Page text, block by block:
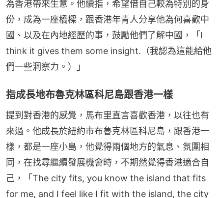
為香港帶來生意。他續指，希望借自己較為特別的身
份，成為一座橋樑，跟香港年青人分享他為何喜歡中
國、以及在內地經歷的事，鼓勵他們了解中國，「I
think it gives them some insight.（我認為這能給他
們一些洞察力。）」
指成長地布魯克林區科尼島跟香港一樣
提到對香港的感覺，馬布里直言喜歡香港，以往也有
來過。他成長於紐約市布魯克林區科尼島，跟香港一
樣，都是一座小島，他覺得兩個地方的氣息、氛圍相
同，在找尋繼續發展機會時，不期然覺得香港適合自
己，「The city fits, you know the island that fits
for me, and I feel like I fit with the island, the city